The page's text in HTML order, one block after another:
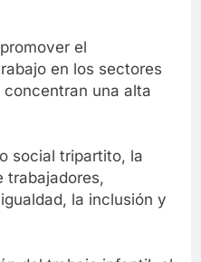
el
en los sectores
una alta
social tripartito, la
trabajadores,
la inclusión y